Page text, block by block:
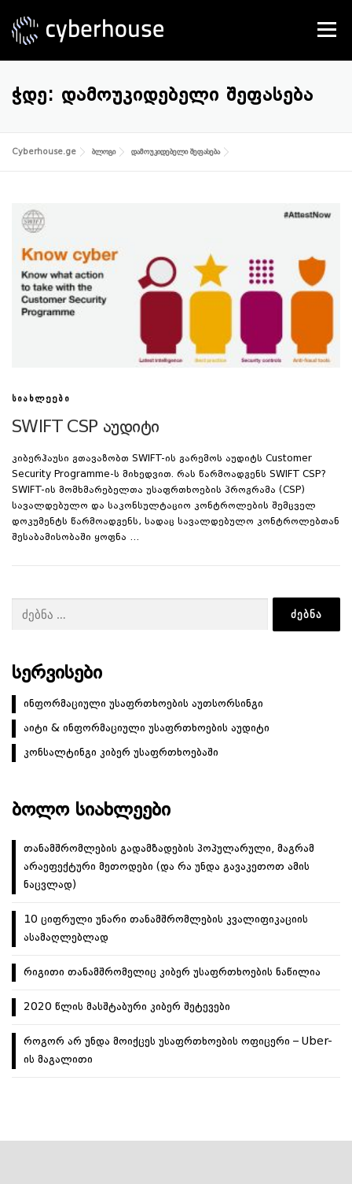
content
Menu
SERVICES ABOUT US CONTACT
ᲭᲓᲔ: ᲓᲐᲛᲝᲣᲙᲘᲓᲔᲑᲔᲚᲘ ᲨᲔᲤᲐᲡᲔᲑᲐ
Cyberhouse.ge ბლოგი დამოუკიდებელი შეფასება
ᲡᲘᲐᲮᲚᲔᲔᲑᲘ
SWIFT CSP აუდიტი
კიბერჰაუსი გთავაზობთ SWIFT-ის გარემოს აუდიტს Customer
Security Programme-ს მიხედვით. რას წარმოადგენს SWIFT CSP?
SWIFT-ის მომხმარებელთა უსაფრთხოების პროგრამა (CSP)
სავალდებულო და საკონსულტაციო კონტროლების შემცველ
დოკუმენტს წარმოადგენს, სადაც სავალდებულო კონტროლებთან
შესაბამისობაში ყოფნა …
ᲡᲔᲠᲕᲘᲡᲔᲑᲘ
ინფორმაციული უსაფრთხოების აუთსორსინგი
აიტი & ინფორმაციული უსაფრთხოების აუდიტი
კონსალტინგი კიბერ უსაფრთხოებაში
ᲑᲝᲚᲝ ᲡᲘᲐᲮᲚᲔᲔᲑᲘ
თანამშრომლების გადამზადების პოპულარული, მაგრამ
არაეფექტური მეთოდები (და რა უნდა გავაკეთოთ ამის
ნაცვლად)
10 ციფრული უნარი თანამშრომლების კვალიფიკაციის
ასამაღლებლად
რიგითი თანამშრომელიც კიბერ უსაფრთხოების ნაწილია
2020 წლის მასშტაბური კიბერ შეტევები
როგორ არ უნდა მოიქცეს უსაფრთხოების ოფიცერი – Uber-
ის მაგალითი